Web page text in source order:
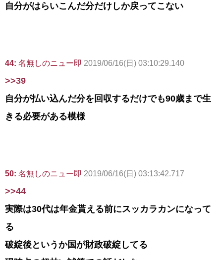
自分がはらいこんだ分だけしか戻ってこない
44: 名無しのニュー即 2019/06/16(日) 03:10:29.140
>>39
自分が払い込んだ分を回収するだけでも90歳まで生
きる必要がある模様
50: 名無しのニュー即 2019/06/16(日) 03:13:42.717
>>44
実際は30代は年金貰える前にスッカラカンになって
る
破綻後というか国が財政破綻してる